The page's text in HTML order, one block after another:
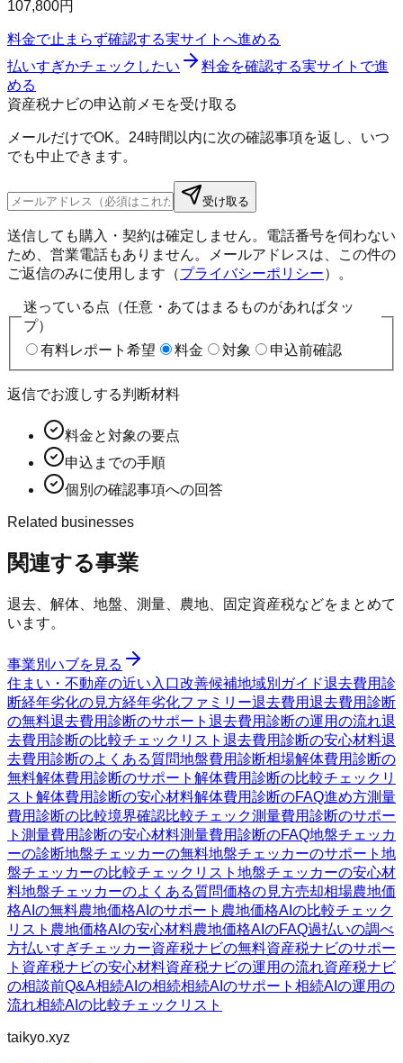
107,800円
料金で止まらず確認する実サイトへ進める
払いすぎかチェックしたい
料金を確認する実サイトで進
める
資産税ナビの申込前メモを受け取る
メールだけでOK。24時間以内に次の確認事項を返し、いつ
でも中止できます。
受け取る
送信しても購入・契約は確定しません。電話番号を伺わない
ため、営業電話もありません。メールアドレスは、この件の
ご返信のみに使用します（プライバシーポリシー）。
迷っている点（任意・あてはまるものがあればタッ
プ）
有料レポート希望
料金 対象 申込前確認
返信でお渡しする判断材料
料金と対象の要点
申込までの手順
個別の確認事項への回答
Related businesses
関連する事業
退去、解体、地盤、測量、農地、固定資産税などをまとめて
います。
事業別ハブを見る
住まい・不動産の近い入口改善候補地域別ガイド退去費用診
断経年劣化の見方経年劣化ファミリー退去費用退去費用診断
の無料退去費用診断のサポート 退去費用診断の運用の流れ退
去費用診断の比較チェックリスト 退去費用診断の安心材料退
去費用診断のよくある質問地盤費用診断相場解体費用診断の
無料解体費用診断のサポート 解体費用診断の比較チェックリ
スト 解体費用診断の安心材料解体費用診断のFAQ進め方測量
費用診断の比較境界確認比較チェック測量費用診断のサポー
ト 測量費用診断の安心材料測量費用診断のFAQ地盤チェッカ
ーの診断地盤チェッカーの無料地盤チェッカーのサポート 地
盤チェッカーの比較チェックリスト 地盤チェッカーの安心材
料地盤チェッカーのよくある質問価格の見方売却相場農地価
格AIの無料農地価格AIのサポート 農地価格AIの比較チェック
リスト 農地価格AIの安心材料農地価格AIのFAQ過払いの調べ
方払いすぎチェッカー資産税ナビの無料資産税ナビのサポー
ト 資産税ナビの安心材料資産税ナビの運用の流れ資産税ナビ
の相談前Q&A相続AIの相続相続AIのサポート 相続AIの運用の
流れ相続AIの比較チェックリスト
taikyo.xyz